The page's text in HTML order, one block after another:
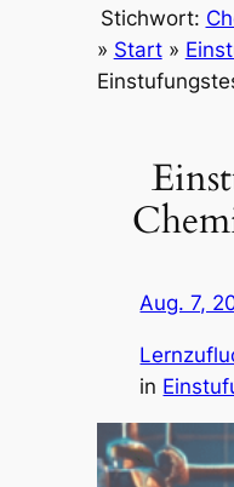
Stichwort:
» Start»
Aug. 7,
in